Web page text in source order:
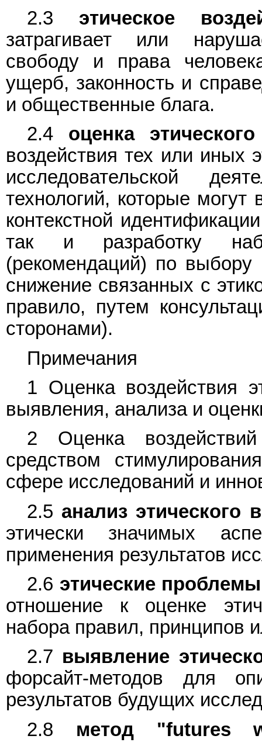
2.3 этическое
затрагивает или
свободу и права
ущерб, законность и
и общественные блага.
2.4 оценка
воздействия тех или иных
исследовательской
технологий, которые
контекстной
так и разработку
(рекомендаций) по
снижение связанных с
правило, путем
сторонами).
Примечания
1 Оценка воздействия
выявления, анализа и
2 Оценка
средством
сфере исследований и
2.5 анализ этического
этически значимых
применения результатов
2.6 этические
отношение к оценке
набора правил, принципов
2.7 выявление
форсайт-методов для
результатов будущих
2.8 метод "futures